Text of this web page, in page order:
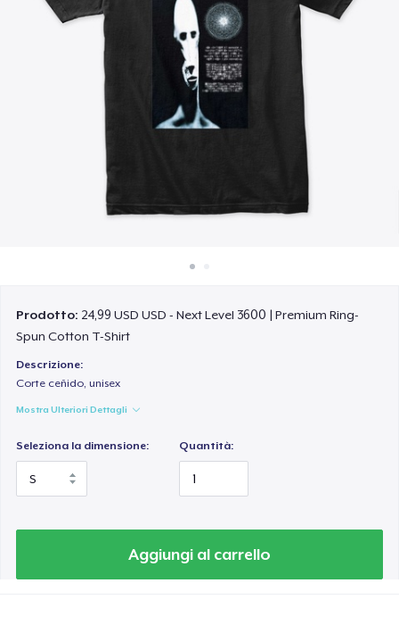
Vendi ovunque
Vendi qualsiasi cosa
Prodotto: 24,99 USD USD - Next Level 3600 | Premium Ring-
Spun Cotton T-Shirt
Descrizione:
Corte ceñido, unisex
Mostra Ulteriori Dettagli
Seleziona la dimensione: Quantità:
Aggiungi al carrello